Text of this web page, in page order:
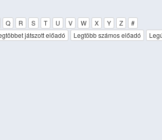
Q R S T U V W X Y Z
#
játszott előadó Legtöbb számos előadó